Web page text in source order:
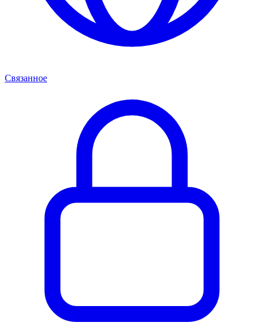
Связанное